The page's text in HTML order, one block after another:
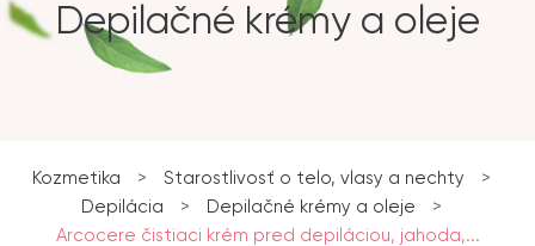
Depilačné krémy a oleje
Kozmetika > Starostlivosť o telo, vlasy a nechty
>
Depilácia
> Depilačné krémy a oleje
>
Arcocere čistiaci krém pred depiláciou, jahoda,...